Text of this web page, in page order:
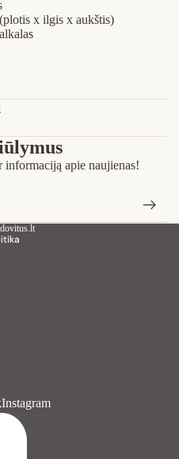
x ilgis x aukštis)
apie naujienas!
dovitus.lt
Instagram